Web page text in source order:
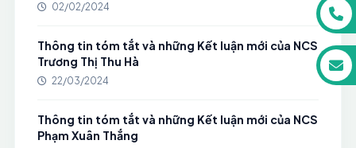
02/02/2024
Thông tin tóm tắt và những Kết luận mới của NCS
Trương Thị Thu Hà
22/03/2024
Thông tin tóm tắt và những Kết luận mới của NCS
Phạm Xuân Thắng